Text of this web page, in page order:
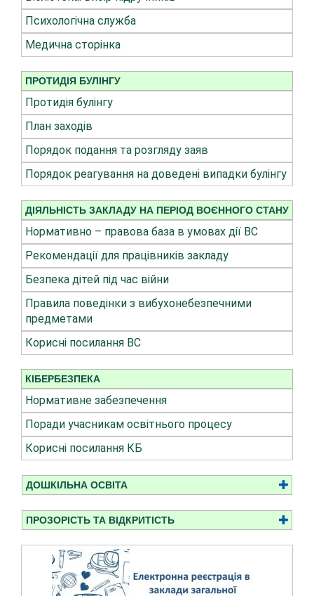
Психологічна служба
Медична сторінка
ПРОТИДІЯ БУЛІНГУ
Протидія булінгу
План заходів
Порядок подання та розгляду заяв
Порядок реагування на доведені випадки булінгу
ДІЯЛЬНІСТЬ ЗАКЛАДУ НА ПЕРІОД ВОЄННОГО СТАНУ
Нормативно – правова база в умовах дії ВС
Рекомендації для працівників закладу
Безпека дітей під час війни
Правила поведінки з вибухонебезпечними
предметами
Корисні посилання ВС
КІБЕРБЕЗПЕКА
Нормативне забезпечення
Поради учасникам освітнього процесу
Корисні посилання КБ
ДОШКІЛЬНА ОСВІТА
ПРОЗОРІСТЬ ТА ВІДКРИТІСТЬ